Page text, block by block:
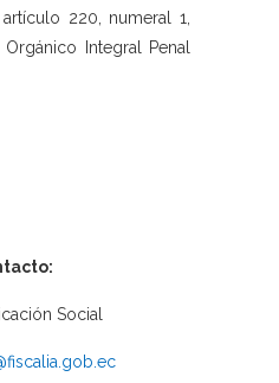
220, numeral 1,
Integral Penal
Social